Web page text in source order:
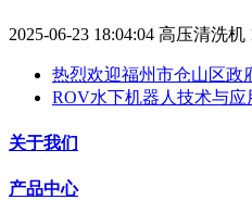
2025-06-23 18:04:04 高压清洗机
热烈欢迎福州市仓山区政
ROV水下机器人技术与应
关于我们
产品中心